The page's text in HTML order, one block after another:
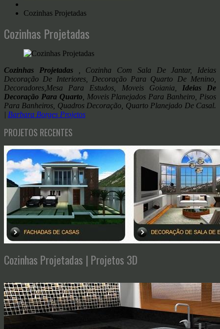
Cozinhas Projetadas
Cozinhas Projetadas
Cozinhas Projetadas
, Cozinha Com Sala De Jantar, Ideias
Decoração De Interiores, Decoração Para Quarto De Menino,
Decoradores,Mesa Para Estudos, Moveis Goiania, Ideias De
Decoração Para Quarto, Moveis Planejados Para Banheiro, Pisos
Para Banheiros, Quadros Decoração, Quarto Planejado De Casal.
| Barbara Borges Projetos
PROJETOS RECENTES
Cozinhas Projetadas | Projetos 3D